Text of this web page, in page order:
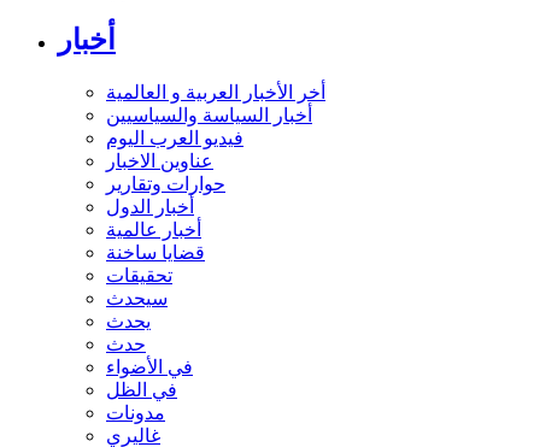
أخبار
أخر الأخبار العربية و العالمية
أخبار السياسة والسياسيين
فيديو العرب اليوم
عناوين الاخبار
حوارات وتقارير
أخبار الدول
أخبار عالمية
قضايا ساخنة
تحقيقات
سيحدث
يحدث
حدث
في الأضواء
في الظل
مدونات
غاليري